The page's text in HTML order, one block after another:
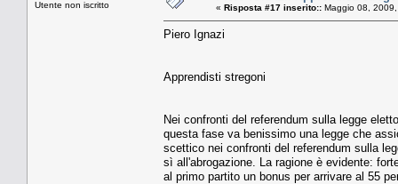
Utente non iscritto « Risposta #17 inserito:: Maggio 08,
Piero Ignazi
Apprendisti stregoni
Nei confronti del referendum sulla legge
questa fase va benissimo una legge che
scettico nei confronti del referendum sulla
sì all'abrogazione. La ragione è evidente:
al primo partito un bonus per arrivare al 55